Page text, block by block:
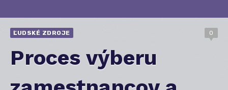
ĽUDSKÉ ZDROJE 0
Proces výberu